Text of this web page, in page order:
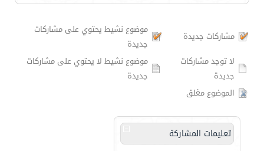
مشاركات جديدة
موضوع نشيط يحتوي على مشاركات
جديدة
لا توجد مشاركات
جديدة
موضوع نشيط لا يحتوي على مشاركات
جديدة
الموضوع مغلق
تعليمات المشاركة